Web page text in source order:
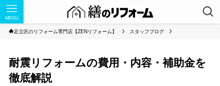
MENU
足立区のリフォーム専門店【ZENリフォーム】 スタッフブログ
耐震リフォームの費用・内容・補助金を
徹底解説